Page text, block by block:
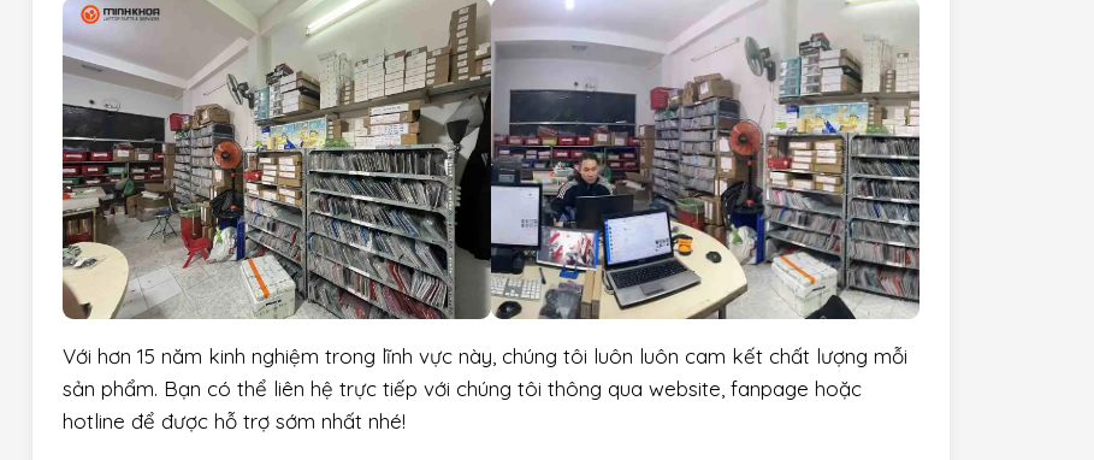
Với hơn 15 năm kinh nghiệm trong lĩnh vực này, chúng tôi luôn luôn cam kết chất lượng mỗi
sản phẩm. Bạn có thể liên hệ trực tiếp với chúng tôi thông qua website, fanpage hoặc
hotline để được hỗ trợ sớm nhất nhé!